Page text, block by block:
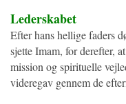
Lederskabet
Efter hans hellige faders
sjette Imam, for derefter,
mission og spirituelle
videregav gennem de